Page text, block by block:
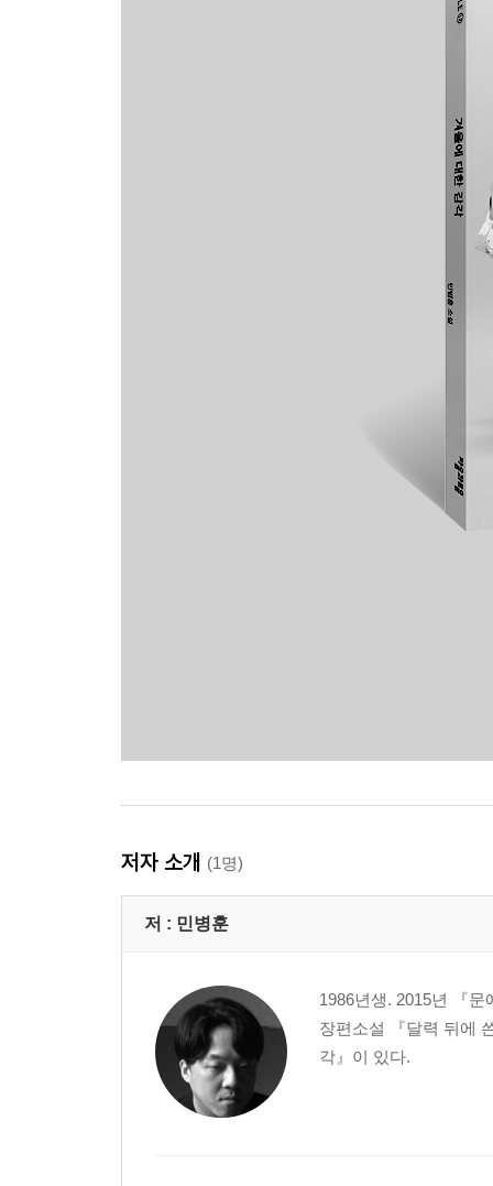
저자 소개 (1명)
저 : 민병훈
1986년생. 2015년 『
장편소설 『달력 뒤에
각』이 있다.